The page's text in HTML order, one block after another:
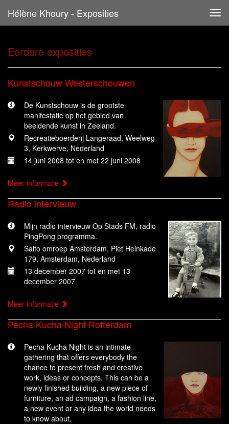
Hélène Khoury - Exposities
Eerdere exposities
Kunstschouw Westerschouwen
De Kunstschouw is de grootste
manifestatie op het gebied van
beeldende kunst in Zeeland.
Recreatieboerderij Langeraad, Weelweg
3, Kerkwerve, Nederland
14 juni 2008 tot en met 22 juni 2008
Meer informatie
Radio intervieuw
Mijn radio intervieuw Op Stads FM, radio
PingPong programma.
Salto omroep Amsterdam, Piet Heinkade
179, Amsterdam, Nederland
13 december 2007 tot en met 13
december 2007
Meer informatie
Pecha Kucha Night Rotterdam
Pecha Kucha Night is an intimate
gathering that offers everybody the
chance to present fresh and creative
work, ideas or concepts. This can be a
newly finished building, a new piece of
furniture, an ad campaign, a fashion line,
a new event or any idea the world needs
to know about.